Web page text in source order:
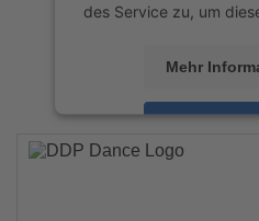
des Service zu, um
Mehr
powered by